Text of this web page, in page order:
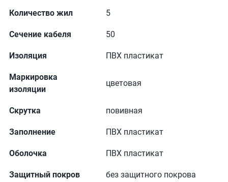
Количество жил 5
Сечение кабеля 50
Изоляция ПВХ пластикат
Маркировка
изоляции
цветовая
Скрутка повивная
Заполнение ПВХ пластикат
Оболочка ПВХ пластикат
Защитный покров без защитного покрова